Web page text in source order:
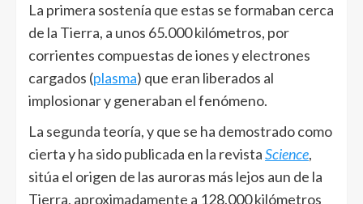
La primera sostenía que estas se formaban cerca
de la Tierra, a unos 65.000 kilómetros, por
corrientes compuestas de iones y electrones
cargados (plasma) que eran liberados al
implosionar y generaban el fenómeno.
La segunda teoría, y que se ha demostrado como
cierta y ha sido publicada en la revistaScience,
sitúa el origen de las auroras más lejos aun de la
Tierra, aproximadamente a 128.000 kilómetros